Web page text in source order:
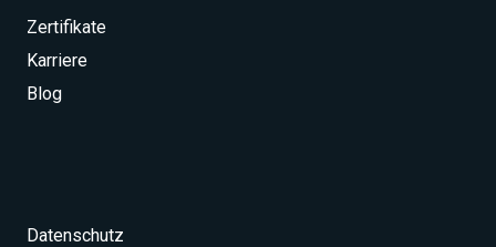
Zertifikate
Karriere
Blog
Datenschutz